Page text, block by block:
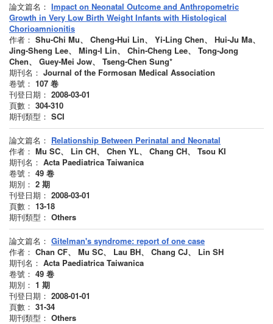
論文篇名： Impact on Neonatal Outcome and Anthropometric
Growth in Very Low Birth Weight Infants with Histological
Chorioamnionitis
作者： Shu-Chi Mu、 Cheng-Hui Lin、 Yi-Ling Chen、 Hui-Ju Ma、
Jing-Sheng Lee、 Ming-I Lin、 Chin-Cheng Lee、 Tong-Jong
Chen、 Guey-Mei Jow、 Tseng-Chen Sung*
期刊名： Journal of the Formosan Medical Association
卷號： 107 卷
刊登日期： 2008-03-01
頁數： 304-310
期刊類型： SCI
論文篇名： Relationship Between Perinatal and Neonatal
作者： Mu SC、 Lin CH、 Chen YL、 Chang CH、 Tsou KI
期刊名： Acta Paediatrica Taiwanica
卷號： 49 卷
期別： 2 期
刊登日期： 2008-03-01
頁數： 13-18
期刊類型： Others
論文篇名： Gitelman's syndrome: report of one case
作者： Chan CF、 Mu SC、 Lau BH、 Chang CJ、 Lin SH
期刊名： Acta Paediatrica Taiwanica
卷號： 49 卷
期別： 1 期
刊登日期： 2008-01-01
頁數： 31-34
期刊類型： Others